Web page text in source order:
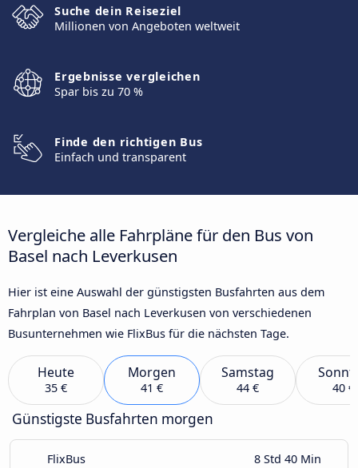
Suche dein Reiseziel
Millionen von Angeboten weltweit
Ergebnisse vergleichen
Spar bis zu 70 %
Finde den richtigen Bus
Einfach und transparent
Vergleiche alle Fahrpläne für den Bus von
Basel nach Leverkusen
Hier ist eine Auswahl der günstigsten Busfahrten aus dem
Fahrplan von Basel nach Leverkusen von verschiedenen
Busunternehmen wie FlixBus für die nächsten Tage.
Heute
35 €
Morgen
41 €
Samstag
44 € 40 €
Günstigste Busfahrten morgen
FlixBus 8 Std 40 Min